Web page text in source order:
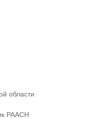
области
РААСН